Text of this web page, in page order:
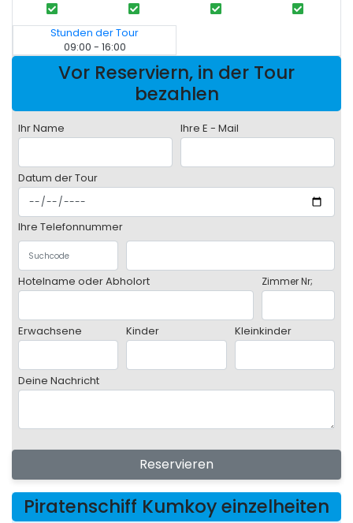
Stunden der Tour
09:00 - 16:00
Vor Reserviern, in der Tour
bezahlen
Ihr Name Ihre E - Mail
Datum der Tour
Ihre Telefonnummer
Hotelname oder Abholort Zimmer Nr;
Erwachsene Kinder Kleinkinder
Deine Nachricht
Reservieren
Piratenschiff Kumkoy einzelheiten